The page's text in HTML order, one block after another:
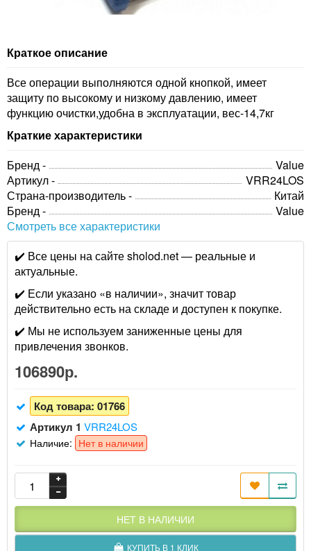
Краткое описание
Все операции выполняются одной кнопкой, имеет
защиту по высокому и низкому давлению, имеет
функцию очистки,удобна в эксплуатации, вес-14,7кг
Краткие характеристики
Бренд -
Value
Артикул -
VRR24LOS
Страна-производитель -
Китай
Бренд -
Value
Смотреть все характеристики
✔️ Все цены на сайте sholod.net — реальные и
актуальные.
✔️ Если указано «в наличии», значит товар
действительно есть на складе и доступен к покупке.
✔️ Мы не используем заниженные цены для
привлечения звонков.
106890р.
Код товара: 01766
Артикул 1 VRR24LOS
Наличие: Нет в наличии
НЕТ В НАЛИЧИИ
КУПИТЬ В 1 КЛИК